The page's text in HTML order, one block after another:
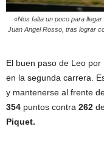
«Nos falta un poco para
Juan Angel Rosso, tras lograr
El buen paso de Leo
en la segunda carrera.
y mantenerse al frente
354 puntos contra 262
Piquet.